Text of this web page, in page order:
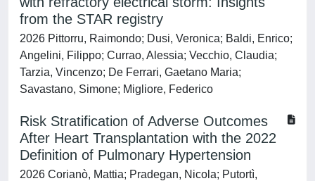
from the STAR registry
2026 Pittorru, Raimondo; Dusi, Veronica; Baldi, Enrico;
Angelini, Filippo; Currao, Alessia; Vecchio, Claudia;
Tarzia, Vincenzo; De Ferrari, Gaetano Maria;
Savastano, Simone; Migliore, Federico
Risk Stratification of Adverse Outcomes
After Heart Transplantation with the 2022
Definition of Pulmonary Hypertension
2026 Corianò, Mattia; Pradegan, Nicola; Putortì,